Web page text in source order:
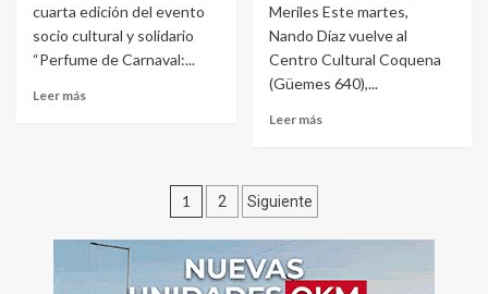
cuarta edición del evento
socio cultural y solidario
“Perfume de Carnaval:...
Leer más
Meriles Este martes,
Nando Díaz vuelve al
Centro Cultural Coquena
(Güemes 640),...
Leer más
Paginación
de
entradas
1 2 Siguiente